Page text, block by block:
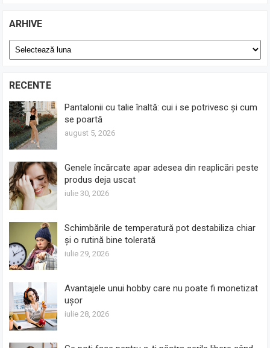
ARHIVE
Arhive
RECENTE
Pantalonii cu talie înaltă: cui i se potrivesc și cum
se poartă
august 5, 2026
Genele încărcate apar adesea din reaplicări peste
produs deja uscat
iulie 30, 2026
Schimbările de temperatură pot destabiliza chiar
și o rutină bine tolerată
iulie 29, 2026
Avantajele unui hobby care nu poate fi monetizat
ușor
iulie 28, 2026